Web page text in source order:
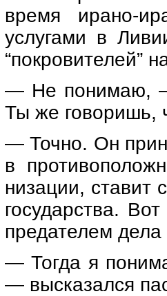
время ирано-
услугами в
“покровителей”
— Не понимаю, —
Ты же говоришь,
— Точно. Он
в
низации, ставит
государства.
предателем
— Тогда я
— высказался